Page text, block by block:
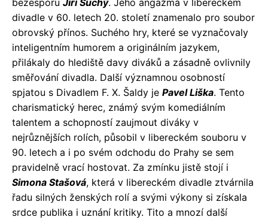
divadle v 60. letech 20. století znamenalo pro soubor
obrovský přínos. Suchého hry, které se vyznačovaly
inteligentním humorem a originálním jazykem,
přilákaly do hlediště davy diváků a zásadně ovlivnily
směřování divadla. Další významnou osobností
spjatou s Divadlem F. X. Šaldy je Pavel Liška. Tento
charismatický herec, známý svým komediálním
talentem a schopností zaujmout diváky v
nejrůznějších rolích, působil v libereckém souboru v
90. letech a i po svém odchodu do Prahy se sem
pravidelně vrací hostovat. Za zmínku jistě stojí i
Simona Stašová, která v libereckém divadle ztvárnila
řadu silných ženských rolí a svými výkony si získala
srdce publika i uznání kritiky. Tito a mnozí další